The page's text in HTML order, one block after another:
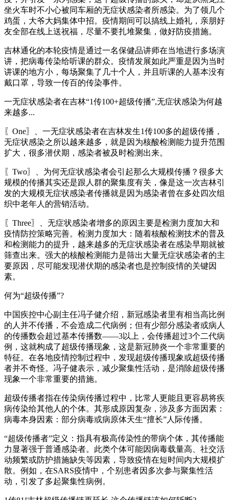
坐火车时不小心被同车厢的无症状感染者所感染。为了领几个
鸡蛋，大爷大妈集体中招。疫情期间可以搞线上婚礼，亲朋好
友全部在线上送祝福，尽量不要扎堆聚集，做好防疫措施。
吉林通化的本轮疫情是通过一名保健品讲师在当地进行多场演
讲，把病毒传染给听课的群众。疫情发展如此严重是因为当时
讲课的地方小，每场聚集了几十个人，并且听课的人基本没有
戴口罩，导致一传百的传染事件。
一无症状感染者在吉林“1传100+超级传播”,无症状感染为何越
来越多...
〖One〗、一无症状感染者在吉林发生1传100多的超级传播，
无症状感染之所以越来越多，就是因为核酸检测能力提升范围
扩大，很多潜伏期，感染者被及时检测出来。
〖Two〗、为何无症状感染者会引起那么大规模传播？很多大
规模的传播其实还是跟人群的聚集度有关，像是这一次吉林引
发的大规模无症状感染者传播就是因为感染者曾在多处四次组
织中老年人的营销活动。
〖Three〗、无症状感染者增多的原因主要是检测力度加大和
疫情防控策略完善。检测力度加大：随着核酸检测技术的普及
和检测能力的提升，越来越多的无症状感染者在感染早期就被
筛查出来。强大的核酸检测能力是筛出大量无症状感染者的主
要原因，尽可能发现潜伏期的感染者也是控制疫情的关键因
素。
何为“超级传播”?
中国疾控中心副主任冯子健介绍，新冠感染者里有相当高比例
的人并不传播，不会造成二代病例；但有少部分感染者或病人
的传播数会超过基本传播数——3以上，会传播超过3个二代病
例，这就构成了超级传播现象，这是新冠肺炎一个非常重要的
特征。在各地疫情控制过程中，发现超级传播现象或超级传播
者并不奇怪。冯子健表示，减少聚集性活动，是消除超级传播
现象一个非常重要的措施。
超级传播者指在传染病传播过程中，比常人更能且更容易将疾
病传染给其他人的个体。其形成原因复杂，涉及多方面因素：
病毒本身因素：部分病毒或病原体天生“擅长”人际传播。
“超级传播者”定义：指具有极高传染性的带病个体，其传播能
力显著强于普通感染者。此类个体可能因病毒载量高、社交活
动频繁或防护措施缺失等因素，导致疫情在短时间内大规模扩
散。例如，在SARS疫情中，个别患者因多次参与聚集性活
动，引发了多起聚集性病例。